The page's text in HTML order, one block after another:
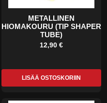
METALLINEN
HIOMAKOURU (TIP SHAPER
TUBE)
12,90 €
LISÄÄ OSTOSKORIIN